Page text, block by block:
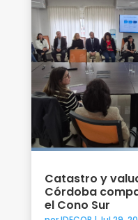
Catastro y
Córdoba
el Cono Sur